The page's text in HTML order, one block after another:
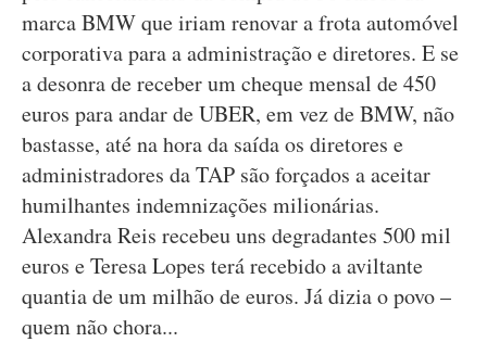
marca BMW que iriam renovar a frota automóvel
corporativa para a administração e diretores. E se
a desonra de receber um cheque mensal de 450
euros para andar de UBER, em vez de BMW, não
bastasse, até na hora da saída os diretores e
administradores da TAP são forçados a aceitar
humilhantes indemnizações milionárias.
Alexandra Reis recebeu uns degradantes 500 mil
euros e Teresa Lopes terá recebido a aviltante
quantia de um milhão de euros. Já dizia o povo –
quem não chora...